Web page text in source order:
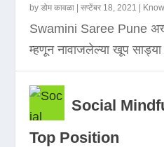
byडोम कावळा |सप्टेंबर 18, 2021
Swamini Saree Pune
म्हणून नावाजलेल्या खूप
Social
Top Position